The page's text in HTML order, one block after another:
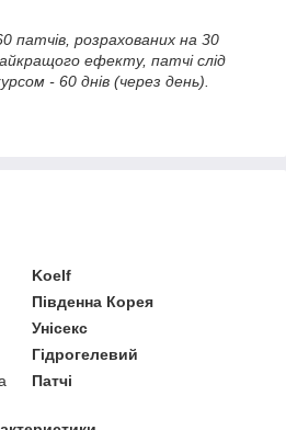
патчів, розрахованих на 30
ефекту, патчі слід
- 60 днів (через день).
Koelf
Південна Корея
Унісекс
Гідрогелевий
Патчі